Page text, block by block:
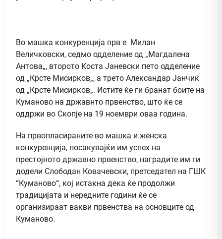
Во машка конкуренција прв е Милан
Величковски, седмо одделение од „Магдалена
Антова„, второто Коста Јаневски пето одделение
од „Крсте Мисирков„, а трето Александар Јанчиќ
од „Крсте Мисирков„. Истите ќе ги бранат боите на
Куманово на државнто првенство, што ќе се
оддржи во Скопје на 19 ноември оваа година.
На првопласираните во машка и женска
конкуренција, посакувајќи им успех на
престојното државно првенство, наградите им ги
додели Слободан Ковачевски, претседател на ГШК
“Куманово“, кој истакна дека ќе продолжи
традицијата и нередните години ќе се
организираат вакви првенства на основците од
Куманово.